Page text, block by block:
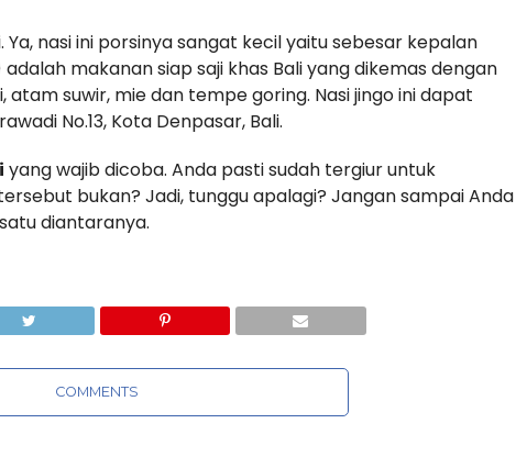
Ya, nasi ini porsinya sangat kecil yaitu sebesar kepalan
makanan siap saji khas Bali yang dikemas dengan
atam suwir, mie dan tempe goring. Nasi jingo ini dapat
No.13, Kota Denpasar, Bali.
yang wajib dicoba. Anda pasti sudah tergiur untuk
bukan? Jadi, tunggu apalagi? Jangan sampai Anda
diantaranya.
COMMENTS